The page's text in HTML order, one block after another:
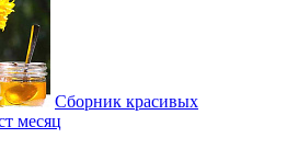
Сборник красивых
месяц